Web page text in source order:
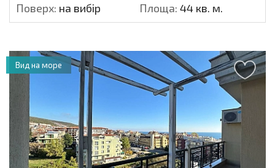
Поверх: на вибір Площа: 44 кв. м.
Вид на море